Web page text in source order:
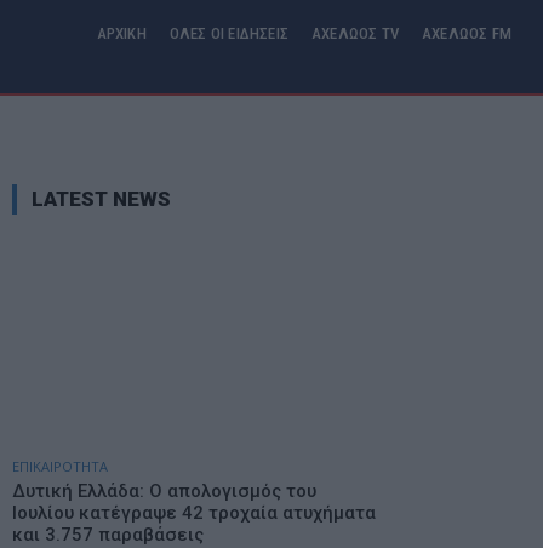
ΑΡΧΙΚΗ ΟΛΕΣ ΟΙ ΕΙΔΗΣΕΙΣ ΑΧΕΛΩΟΣ TV ΑΧΕΛΩΟΣ FM
LATEST NEWS
ΕΠΙΚΑΙΡΟΤΗΤΑ
Δυτική Ελλάδα: Ο απολογισμός του
Ιουλίου κατέγραψε 42 τροχαία ατυχήματα
και 3.757 παραβάσεις